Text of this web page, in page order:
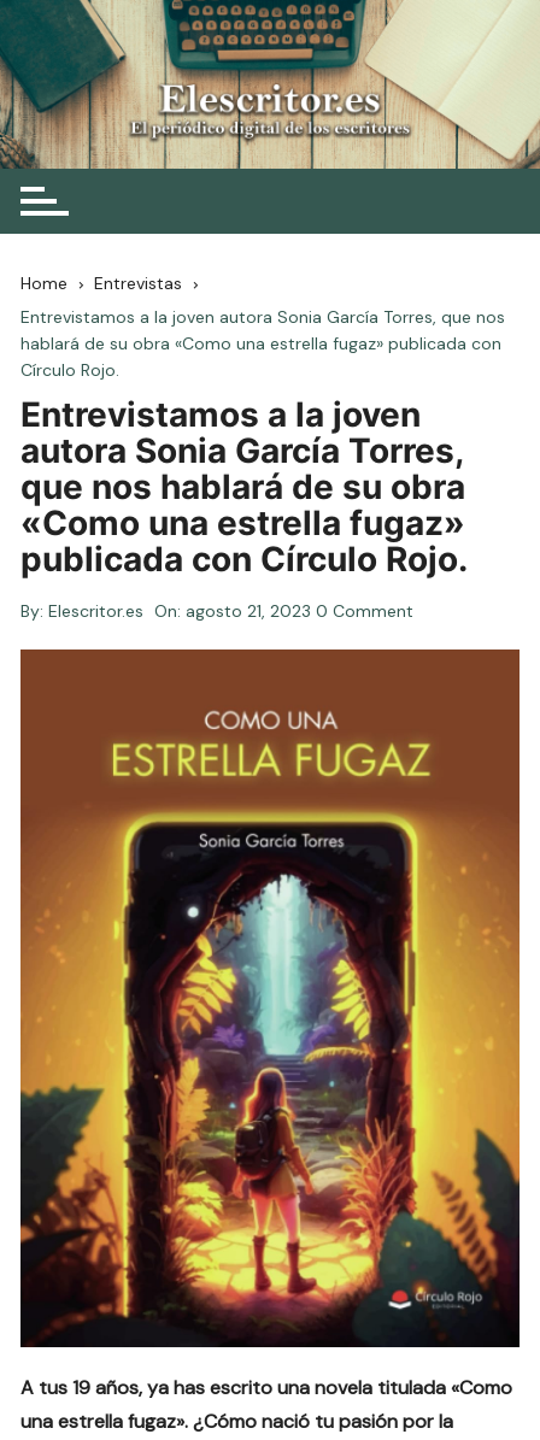
Skip
to
content
Elescritor.es
El periódico digital de los escritores
Home
Entrevistas
Entrevistamos a la joven autora Sonia García Torres, que nos
hablará de su obra «Como una estrella fugaz» publicada con
Círculo Rojo.
Entrevistamos a la joven
autora Sonia García Torres,
que nos hablará de su obra
«Como una estrella fugaz»
publicada con Círculo Rojo.
By: Elescritor.es On: agosto 21, 2023 0 Comment
A tus 19 años, ya has escrito una novela titulada «Como
una estrella fugaz». ¿Cómo nació tu pasión por la